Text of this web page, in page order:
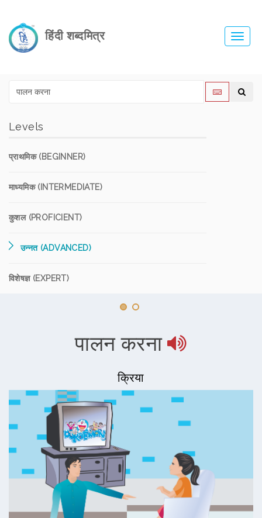
हिंदी शब्दमित्र
Levels
प्राथमिक (BEGINNER)
माध्यमिक (INTERMEDIATE)
कुशल (PROFICIENT)
उन्नत (ADVANCED)
विशेषज्ञ (EXPERT)
पालन करना
क्रिया